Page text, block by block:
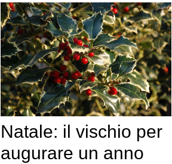
Natale: il vischio per
augurare un anno